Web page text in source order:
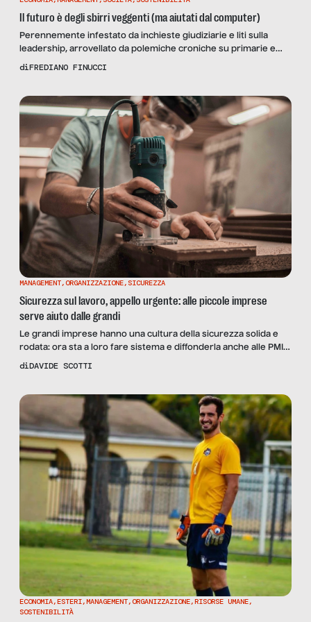
Il futuro è degli sbirri veggenti (ma aiutati dal computer)
Perennemente infestato da inchieste giudiziarie e liti sulla
leadership, arrovellato da polemiche croniche su primarie e
leggi elettorali, il dibattito politico italiano da decenni stenta a
medio italiano, di solito poco incline ad occuparsi delle ricadute
delle nuove […]
diFREDIANO FINUCCI
MANAGEMENT,ORGANIZZAZIONE, SICUREZZA
Sicurezza sul lavoro, appello urgente: alle piccole imprese
serve aiuto dalle grandi
Le grandi imprese hanno una cultura della sicurezza solida e
rodata: ora sta a loro fare sistema e diffonderla anche alle PMI,
per avviare un circolo virtuoso che sarebbe di beneficio per
diDAVIDE SCOTTI
ECONOMIA,ESTERI,MANAGEMENT,ORGANIZZAZIONE,RISORSE UMANE,
SOSTENIBILITÀ